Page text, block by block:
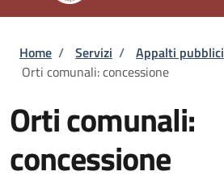
Briciole di pane
Home / Servizi / Appalti pubblici
Orti comunali: concessione
Orti comunali:
concessione